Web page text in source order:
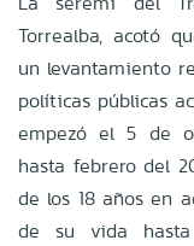
Torrealba, acotó
un levantamiento
políticas públicas
empezó el 5 de
hasta febrero del
de los 18 años en
de su vida